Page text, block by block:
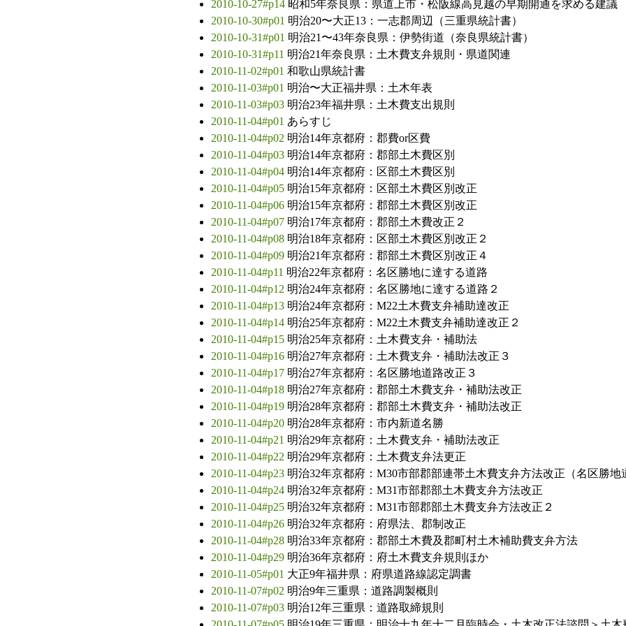
2010-10-27#p14 昭和5年奈良県：県道上市・松阪線高見越の早期開通を求める建議
2010-10-30#p01 明治20〜大正13：一志郡周辺（三重県統計書）
2010-10-31#p01 明治21〜43年奈良県：伊勢街道（奈良県統計書）
2010-10-31#p11 明治21年奈良県：土木費支弁規則・県道関連
2010-11-02#p01 和歌山県統計書
2010-11-03#p01 明治〜大正福井県：土木年表
2010-11-03#p03 明治23年福井県：土木費支出規則
2010-11-04#p01 あらすじ
2010-11-04#p02 明治14年京都府：郡費or区費
2010-11-04#p03 明治14年京都府：郡部土木費区別
2010-11-04#p04 明治14年京都府：区部土木費区別
2010-11-04#p05 明治15年京都府：区部土木費区別改正
2010-11-04#p06 明治15年京都府：郡部土木費区別改正
2010-11-04#p07 明治17年京都府：郡部土木費改正２
2010-11-04#p08 明治18年京都府：区部土木費区別改正２
2010-11-04#p09 明治21年京都府：郡部土木費区別改正４
2010-11-04#p11 明治22年京都府：名区勝地に達する道路
2010-11-04#p12 明治24年京都府：名区勝地に達する道路２
2010-11-04#p13 明治24年京都府：M22土木費支弁補助達改正
2010-11-04#p14 明治25年京都府：M22土木費支弁補助達改正２
2010-11-04#p15 明治25年京都府：土木費支弁・補助法
2010-11-04#p16 明治27年京都府：土木費支弁・補助法改正３
2010-11-04#p17 明治27年京都府：名区勝地道路改正３
2010-11-04#p18 明治27年京都府：郡部土木費支弁・補助法改正
2010-11-04#p19 明治28年京都府：郡部土木費支弁・補助法改正
2010-11-04#p20 明治28年京都府：市内新道名勝
2010-11-04#p21 明治29年京都府：土木費支弁・補助法改正
2010-11-04#p22 明治29年京都府：土木費支弁法更正
2010-11-04#p23 明治32年京都府：M30市部郡部連帯土木費支弁方法改正（名区勝地
2010-11-04#p24 明治32年京都府：M31市部郡部土木費支弁方法改正
2010-11-04#p25 明治32年京都府：M31市部郡部土木費支弁方法改正２
2010-11-04#p26 明治32年京都府：府県法、郡制改正
2010-11-04#p28 明治33年京都府：郡部土木費及郡町村土木補助費支弁方法
2010-11-04#p29 明治36年京都府：府土木費支弁規則ほか
2010-11-05#p01 大正9年福井県：府県道路線認定調書
2010-11-07#p02 明治9年三重県：道路調製概則
2010-11-07#p03 明治12年三重県：道路取締規則